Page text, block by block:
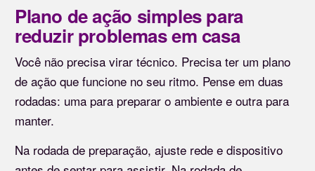
Plano de ação simples para
reduzir problemas em casa
Você não precisa virar técnico. Precisa ter um plano
de ação que funcione no seu ritmo. Pense em duas
rodadas: uma para preparar o ambiente e outra para
manter.
Na rodada de preparação, ajuste rede e dispositivo